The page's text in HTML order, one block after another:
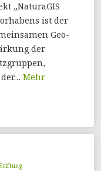
„NaturaGIS
ist der
Geo-
der
Mehr